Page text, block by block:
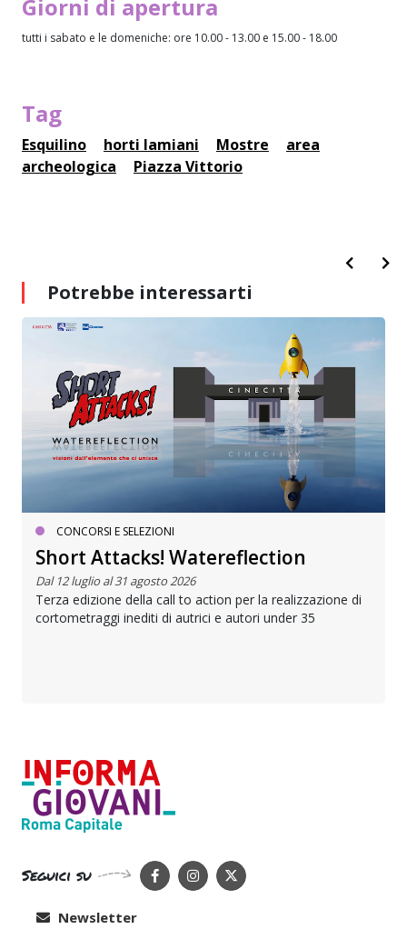
Giorni di apertura
tutti i sabato e le domeniche: ore 10.00 - 13.00 e 15.00 - 18.00
Tag
Esquilino horti lamiani Mostre
area
archeologica
Piazza Vittorio
Potrebbe interessarti
CONCORSI E SELEZIONI
Short Attacks! Watereflection
Dal 12 luglio al 31 agosto 2026
Terza edizione della call to action per la realizzazione di
cortometraggi inediti di autrici e autori under 35
Seguici su
Newsletter